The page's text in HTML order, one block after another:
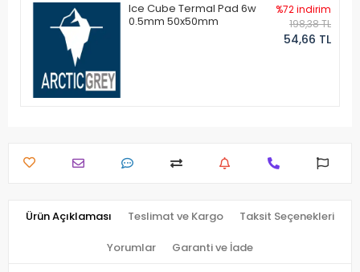
Ice Cube Termal Pad 6w
0.5mm 50x50mm
%72 indirim
198,38 TL
54,66 TL
Ürün Açıklaması Teslimat ve Kargo Taksit Seçenekleri
Yorumlar Garanti ve İade